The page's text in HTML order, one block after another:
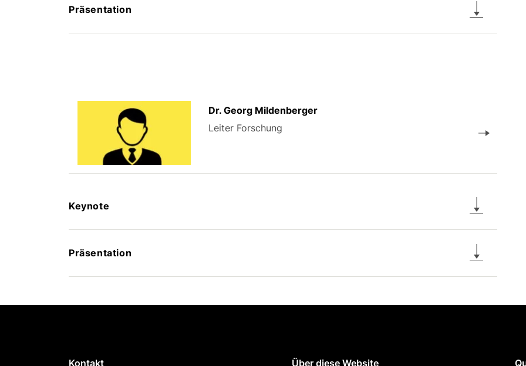
Präsentation
Dr. Georg Mildenberger
Leiter Forschung
Keynote
Präsentation
Kontakt Über diese Website